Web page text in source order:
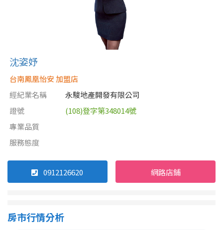
沈姿妤
台南鳳凰怡安 加盟店
經紀業名稱
永駿地產開發有限公司
證號
(108)登字第348014號
專業品質
服務態度
0912126620 網路店鋪
房市行情分析